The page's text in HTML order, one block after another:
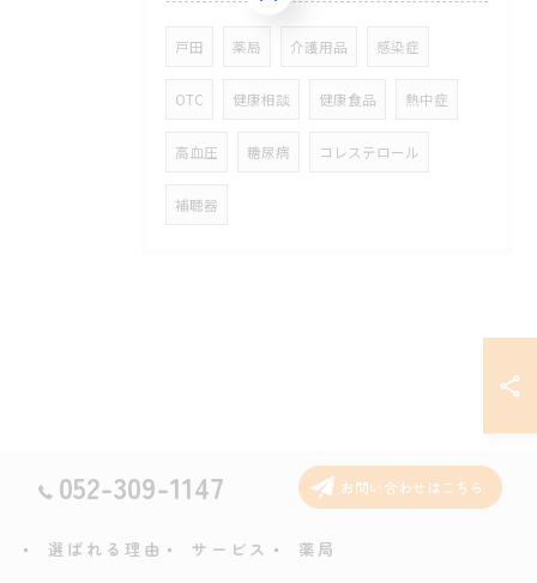
戸田 薬局 介護用品 感染症
OTC 健康相談 健康食品 熱中症
高血圧 糖尿病 コレステロール
補聴器
052-309-1147 お問い合わせはこちら
選ばれる理由 サービス 薬局